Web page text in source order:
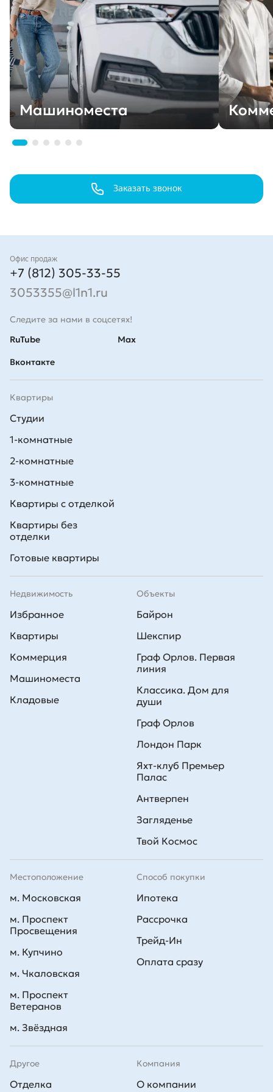
Машиноместа
Заказать звонок
Контакты
Офис продаж
+7 (812) 305-33-55
3053355@l1n1.ru
Следите за нами в соцсетях!
RuTube
Вконтакте
Max
Квартиры
Студии
1-комнатные
2-комнатные
3-комнатные
Квартиры с отделкой
Квартиры без
отделки
Готовые квартиры
Недвижимость
Избранное
Квартиры
Коммерция
Машиноместа
Кладовые
Способ покупки
Ипотека
Рассрочка
Трейд-Ин
Оплата сразу
Объекты
Байрон
Шекспир
Граф Орлов. Первая
линия
Классика. Дом для
души
Граф Орлов
Лондон Парк
Яхт-клуб Премьер
Палас
Антверпен
Загляденье
Твой Космос
Другое
Отделка
Компания
О компании
Местоположение
м. Московская
м. Проспект
Просвещения
м. Купчино
м. Чкаловская
м. Проспект
Ветеранов
м. Звёздная